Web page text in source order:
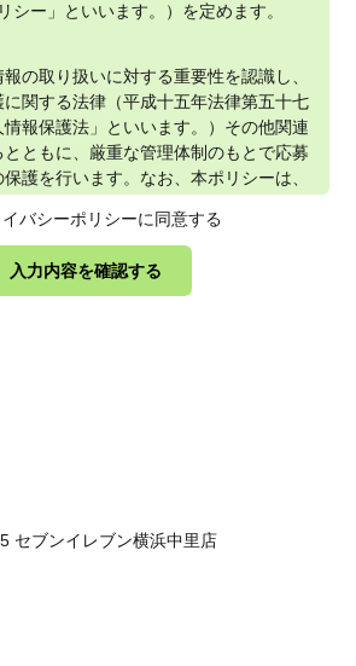
シー」といいます。）を定めます。
の取り扱いに対する重要性を認識し、
関する法律（平成十五年法律第五十七
報保護法」といいます。）その他関連
ともに、厳重な管理体制のもとで応募
護を行います。なお、本ポリシーは、
定義
いて「個人情報」とは、個人情報保護法
去及び第三者への提供の停止を行うこと
バシーポリシーに同意する
入力内容を確認する
セブンイレブン横浜中里店